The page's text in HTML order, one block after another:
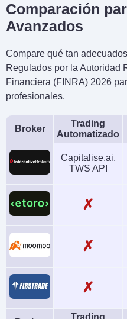
Comparación
Avanzados
Compare qué tan
Regulados por la Autoridad
Financiera (FINRA) 2026
profesionales.
Broker
Trading
Automatizado
Capitalise.ai,
TWS API
✗
✗
✗
Trading